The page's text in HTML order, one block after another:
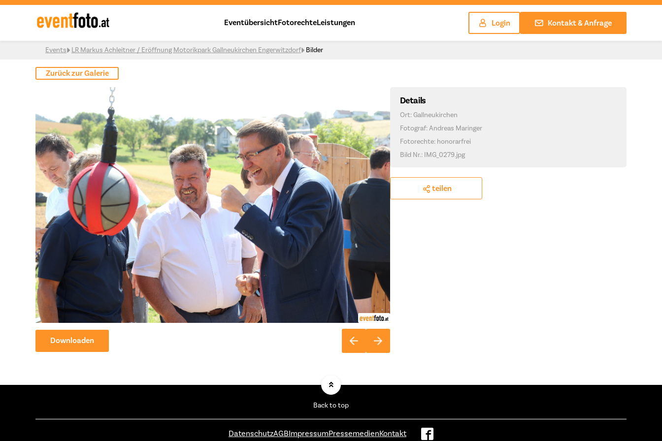
Skip to content
EventübersichtFotorechteLeistungen Login Kontakt & Anfrage
Events LR Markus Achleitner / Eröffnung Motorikpark Gallneukirchen Engerwitzdorf Bilder
Zurück zur Galerie
Downloaden
Details
Ort: Gallneukirchen
Fotograf: Andreas Maringer
Fotorechte: honorarfrei
Bild Nr.: IMG_0279.jpg
teilen
Back to top
DatenschutzAGBImpressumPressemedienKontakt